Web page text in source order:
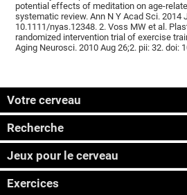
potential effects of meditation on age-
systematic review. Ann N Y Acad Sci. 2014
10.1111/nyas.12348. 2. Voss MW et al.
randomized intervention trial of exercise
Aging Neurosci. 2010 Aug 26;2. pii: 32. doi:
Votre cerveau
Recherche
Jeux pour le cerveau
Exercices